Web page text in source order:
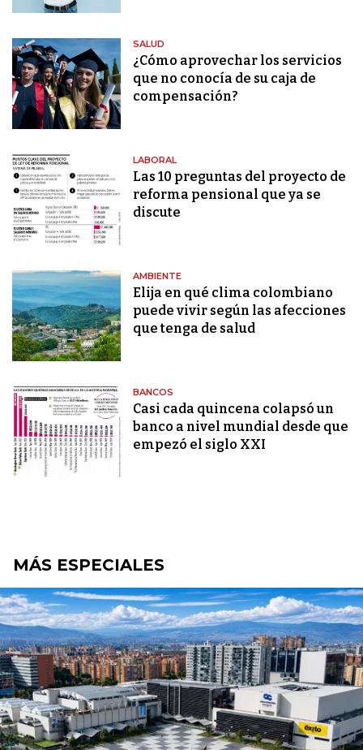
SALUD
¿Cómo aprovechar los servicios
que no conocía de su caja de
compensación?
LABORAL
Las 10 preguntas del proyecto de
reforma pensional que ya se
discute
AMBIENTE
Elija en qué clima colombiano
puede vivir según las afecciones
que tenga de salud
BANCOS
Casi cada quincena colapsó un
banco a nivel mundial desde que
empezó el siglo XXI
MÁS ESPECIALES